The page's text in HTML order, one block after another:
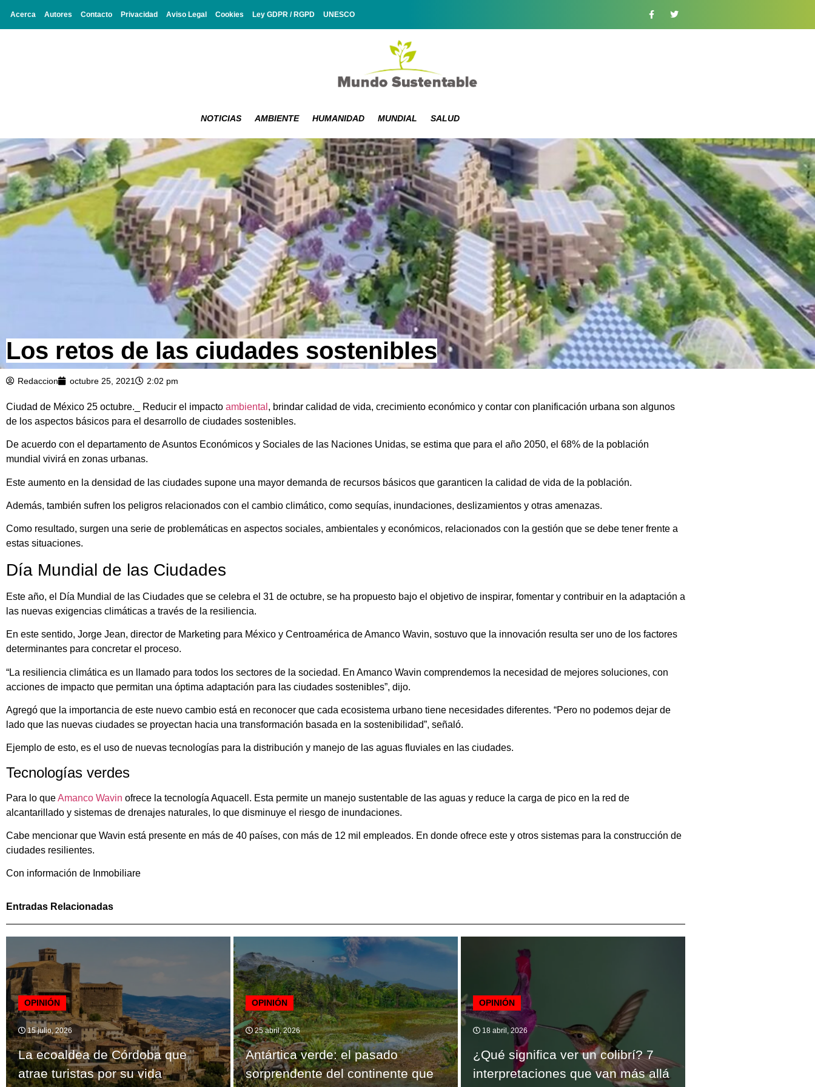
Acerca Autores Contacto Privacidad Aviso Legal Cookies Ley GDPR / RGPD UNESCO
NOTICIAS AMBIENTE HUMANIDAD MUNDIAL SALUD
Los retos de las ciudades sostenibles
Redaccion octubre 25, 2021 2:02 pm
Ciudad de México 25 octubre._ Reducir el impacto ambiental , brindar calidad de vida, crecimiento económico y contar con planificación urbana son algunos
de los aspectos básicos para el desarrollo de ciudades sostenibles.
De acuerdo con el departamento de Asuntos Económicos y Sociales de las Naciones Unidas, se estima que para el año 2050, el 68% de la población
mundial vivirá en zonas urbanas.
Este aumento en la densidad de las ciudades supone una mayor demanda de recursos básicos que garanticen la calidad de vida de la población.
Además, también sufren los peligros relacionados con el cambio climático, como sequías, inundaciones, deslizamientos y otras amenazas.
Como resultado, surgen una serie de problemáticas en aspectos sociales, ambientales y económicos, relacionados con la gestión que se debe tener frente a
estas situaciones.
Día Mundial de las Ciudades
Este año, el Día Mundial de las Ciudades que se celebra el 31 de octubre, se ha propuesto bajo el objetivo de inspirar, fomentar y contribuir en la adaptación a
las nuevas exigencias climáticas a través de la resiliencia.
En este sentido, Jorge Jean, director de Marketing para México y Centroamérica de Amanco Wavin, sostuvo que la innovación resulta ser uno de los factores
determinantes para concretar el proceso.
“La resiliencia climática es un llamado para todos los sectores de la sociedad. En Amanco Wavin comprendemos la necesidad de mejores soluciones, con
acciones de impacto que permitan una óptima adaptación para las ciudades sostenibles”, dijo.
Agregó que la importancia de este nuevo cambio está en reconocer que cada ecosistema urbano tiene necesidades diferentes. “Pero no podemos dejar de
lado que las nuevas ciudades se proyectan hacia una transformación basada en la sostenibilidad”, señaló.
Ejemplo de esto, es el uso de nuevas tecnologías para la distribución y manejo de las aguas fluviales en las ciudades.
Tecnologías verdes
Para lo queAmanco Wavin ofrece la tecnología Aquacell. Esta permite un manejo sustentable de las aguas y reduce la carga de pico en la red de
alcantarillado y sistemas de drenajes naturales, lo que disminuye el riesgo de inundaciones.
Cabe mencionar que Wavin está presente en más de 40 países, con más de 12 mil empleados. En donde ofrece este y otros sistemas para la construcción de
ciudades resilientes.
Con información de Inmobiliare
Entradas Relacionadas
OPINIÓN
15 julio, 2026
La ecoaldea de Córdoba que
atrae turistas por su vida
OPINIÓN
25 abril, 2026
Antártica verde: el pasado
sorprendente del continente que
OPINIÓN
18 abril, 2026
¿Qué significa ver un colibrí? 7
interpretaciones que van más allá